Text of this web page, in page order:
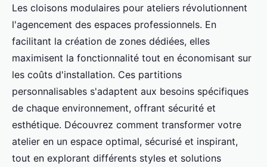
Cloisons modulaires atelier :
aménagez vos espaces de
manière innovante
Adam•26 mars 2025•3 min de lecture
Les cloisons modulaires pour ateliers révolutionnent
l'agencement des espaces professionnels. En
facilitant la création de zones dédiées, elles
maximisent la fonctionnalité tout en économisant sur
les coûts d'installation. Ces partitions
personnalisables s'adaptent aux besoins spécifiques
de chaque environnement, offrant sécurité et
esthétique. Découvrez comment transformer votre
atelier en un espace optimal, sécurisé et inspirant,
tout en explorant différents styles et solutions